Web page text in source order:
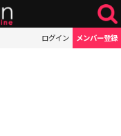
ログイン メンバー登録